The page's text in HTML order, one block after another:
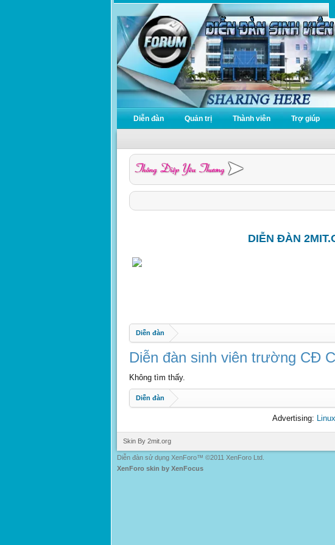
Diễn đàn Quản trị Thành viên Trợ giúp
DIỄN ĐÀN
Diễn đàn
Diễn đàn sinh viên trường CĐ
Không tìm thấy.
Diễn đàn
Advertising:
Skin By 2mit.org
Diễn đàn sử dụng XenForo™ ©2011 XenForo Ltd.
XenForo skin by XenFocus